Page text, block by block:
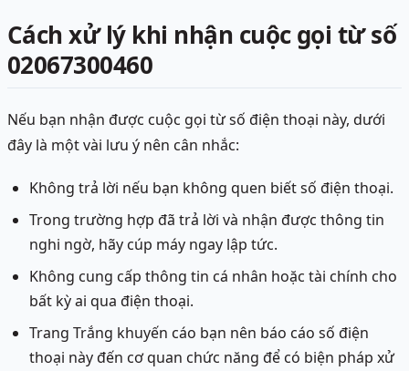
Cách xử lý khi nhận cuộc gọi từ số
02067300460
Nếu bạn nhận được cuộc gọi từ số điện thoại này, dưới
đây là một vài lưu ý nên cân nhắc:
Không trả lời nếu bạn không quen biết số điện thoại.
Trong trường hợp đã trả lời và nhận được thông tin
nghi ngờ, hãy cúp máy ngay lập tức.
Không cung cấp thông tin cá nhân hoặc tài chính cho
bất kỳ ai qua điện thoại.
Trang Trắng khuyến cáo bạn nên báo cáo số điện
thoại này đến cơ quan chức năng để có biện pháp xử